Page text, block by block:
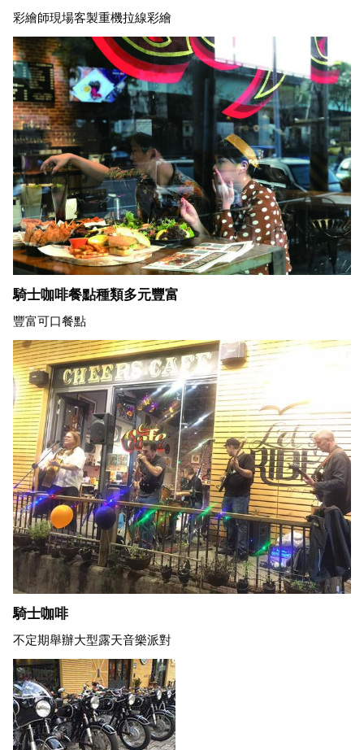
彩繪師現場客製重機拉線彩繪
騎士咖啡餐點種類多元豐富
豐富可口餐點
騎士咖啡
不定期舉辦大型露天音樂派對